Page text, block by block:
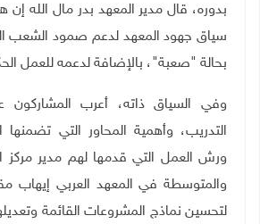
بدوره، قال مدير المعهد بدر مال الله إن
سياق جهود المعهد لدعم صمود الشعب
بحالة "صعبة"، بالإضافة لدعمه للعمل
وفي السياق ذاته، أعرب
التدريب، وأهمية المحاور التي تضمنها
ورش العمل التي قدمها لهم مدير مركز
والمتوسطة في المعهد العربي إيهاب
لتحسين نماذج المشروعات القائمة